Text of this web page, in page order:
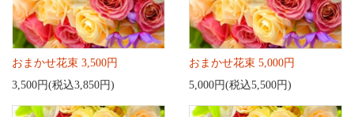
おまかせ花束 3,500円
3,500円(税込3,850円)
おまかせ花束 5,000円
5,000円(税込5,500円)